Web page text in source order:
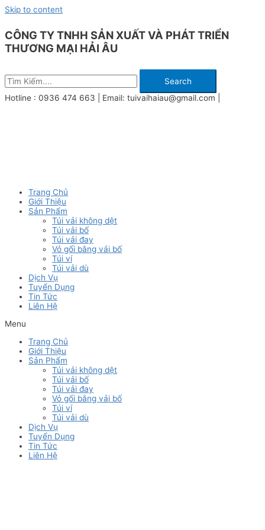
Skip to content
CÔNG TY TNHH SẢN XUẤT VÀ PHÁT TRIỂN
THƯƠNG MẠI HẢI ÂU
Search
Hotline : 0936 474 663 | Email: tuivaihaiau@gmail.com |
Trang Chủ
Giới Thiệu
Sản Phẩm
Túi vải không dệt
Túi vải bố
Túi vải đay
Vỏ gối bằng vải bố
Túi ví
Túi vải dù
Dịch Vụ
Tuyển Dụng
Tin Tức
Liên Hệ
Menu
Trang Chủ
Giới Thiệu
Sản Phẩm
Túi vải không dệt
Túi vải bố
Túi vải đay
Vỏ gối bằng vải bố
Túi ví
Túi vải dù
Dịch Vụ
Tuyển Dụng
Tin Tức
Liên Hệ